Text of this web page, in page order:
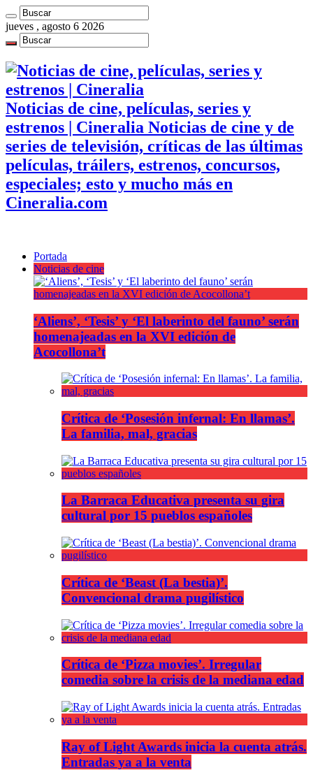
jueves , agosto 6 2026
Noticias de cine, películas, series y
estrenos | Cineralia Noticias de cine y de
series de televisión, críticas de las últimas
películas, tráilers, estrenos, concursos,
especiales; esto y mucho más en
Cineralia.com
Portada
Noticias de cine
‘Aliens’, ‘Tesis’ y ‘El laberinto del fauno’ serán
homenajeadas en la XVI edición de
Acocollona’t
Crítica de ‘Posesión infernal: En llamas’.
La familia, mal, gracias
La Barraca Educativa presenta su gira
cultural por 15 pueblos españoles
Crítica de ‘Beast (La bestia)’.
Convencional drama pugilístico
Crítica de ‘Pizza movies’. Irregular
comedia sobre la crisis de la mediana edad
Ray of Light Awards inicia la cuenta atrás.
Entradas ya a la venta